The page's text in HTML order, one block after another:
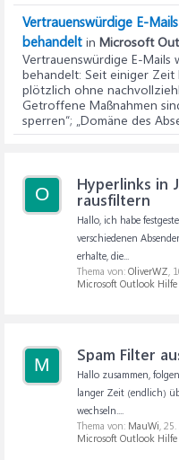
Vertrauenswürdige E-
behandelt in Microsoft
Vertrauenswürdige E-Mails
behandelt: Seit einiger
plötzlich ohne
Getroffene Maßnahmen
sperren“; „Domäne des
O
Hyperlinks in
rausfiltern
Hallo, ich habe
verschiedenen
erhalte, die...
Thema von: OliverWZ,
Microsoft Outlook Hilfe
M Spam Filter
Hallo zusammen,
langer Zeit (endlich)
wechseln....
Thema von: MauWi, 25.
Microsoft Outlook Hilfe